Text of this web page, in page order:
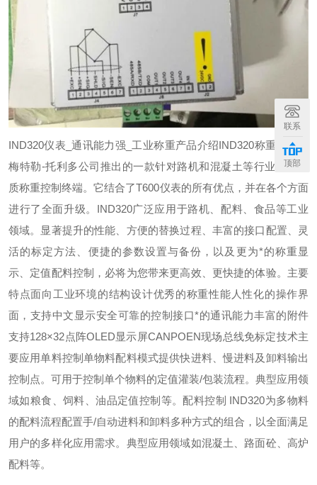
IND320仪表_通讯能力强_工业称重产品介绍IND320称重仪表是
梅特勒-托利多公司推出的一款针对路机和混凝土等行业的高品
质称重控制终端。它结合了T600仪表的所有优点，并在各个方面
进行了全面升级。IND320广泛应用于路机、配料、食品等工业
领域。显著提升的性能、方便的替换过程、丰富的接口配置、灵
活的标定方法、便捷的参数设置与备份，以及更为*的称重显
示、定值配料控制，必将为您带来更高效、更快捷的体验。 主要
特点面向工业环境的结构设计优秀的称重性能 人性化的操作界
面，支持中文显示安全可靠的控制接口*的通讯能力丰富的附件
支持128×32点阵OLED显示屏CANPOEN现场总线免标定技术主
要应用单料控制单物料配料模式提供快进料、慢进料及卸料输出
控制点。可用于控制单个物料的定值灌装/包装流程。典型应用领
域如粮食、饲料、油品定值控制等。配料控制 IND320为多物料
的配料流程配置手/自动进料和卸料多种方式的组合，以全面满足
用户的多样化应用需求。典型应用领域如混凝土、路面砼、高炉
配料等。
联系
顶部